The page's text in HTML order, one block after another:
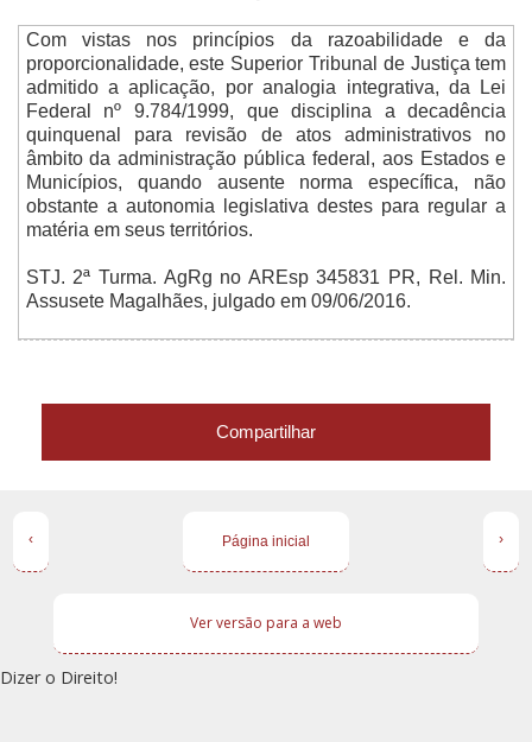
Com vistas nos princípios da razoabilidade e da
proporcionalidade, este Superior Tribunal de Justiça tem
admitido a aplicação, por analogia integrativa, da Lei
Federal nº 9.784/1999, que disciplina a decadência
quinquenal para revisão de atos administrativos no
âmbito da administração pública federal, aos Estados e
Municípios, quando ausente norma específica, não
obstante a autonomia legislativa destes para regular a
matéria em seus territórios.
STJ. 2ª Turma. AgRg no AREsp 345831 PR, Rel. Min.
Assusete Magalhães, julgado em 09/06/2016.
Compartilhar
‹ ›
Página inicial
Ver versão para a web
Dizer o Direito!